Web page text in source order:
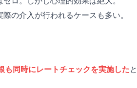
の介入が行われるケースも多い。
も同時にレートチェックを実施したと